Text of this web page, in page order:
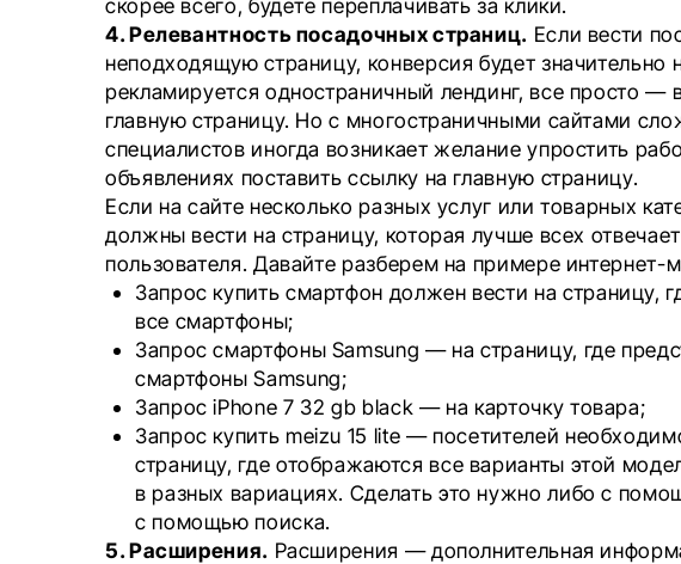
скорее всего, будете переплачивать за клики.
4. Релевантность посадочных страниц. Если вести
неподходящую страницу, конверсия будет значительно
рекламируется одностраничный лендинг, все просто —
главную страницу. Но с многостраничными сайтами
специалистов иногда возникает желание упростить
объявлениях поставить ссылку на главную страницу.
Если на сайте несколько разных услуг или товарных
должны вести на страницу, которая лучше всех
пользователя. Давайте разберем на примере интернет-
Запрос купить смартфон должен вести на страницу,
все смартфоны;
Запроссмартфоны Samsung — на страницу, где
смартфоны Samsung;
ЗапросiPhone 7 32 gb black — на карточку товара;
Запрос купить meizu 15 lite — посетителей
страницу, где отображаются все варианты этой
в разных вариациях. Сделать это нужно либо с
с помощью поиска.
5. Расширения. Расширения — дополнительная